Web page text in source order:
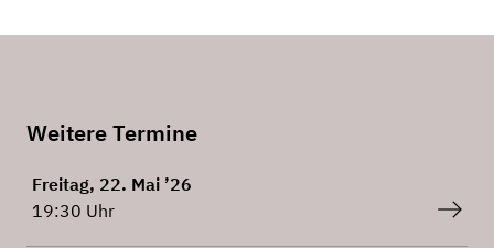
Weitere Termine
Freitag, 22. Mai ’26
19:30 Uhr